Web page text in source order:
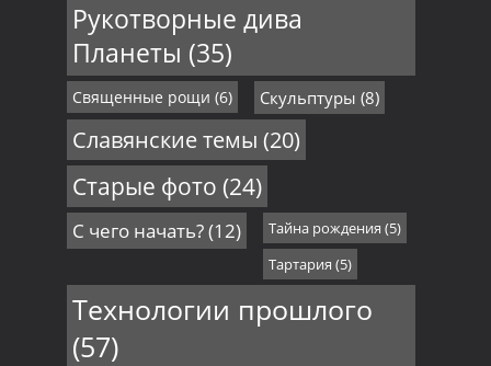
Рукотворные дива
Планеты (35)
Священные рощи (6) Скульптуры (8)
Славянские темы (20)
Старые фото (24)
С чего начать?(12) Тайна рождения (5)
Тартария (5)
Технологии прошлого
(57)